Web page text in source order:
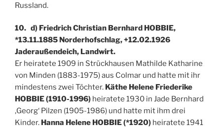
Russland.
10. d) Friedrich Christian Bernhard HOBBIE,
*13.11.1885 Norderhofschlag, +12.02.1926
Jaderaußendeich, Landwirt.
Er heiratete 1909 in Strückhausen Mathilde Katharine
von Minden (1883-1975) aus Colmar und hatte mit ihr
mindestens zwei Töchter. Käthe Helene Friederike
HOBBIE (1910-1996) heiratete 1930 in Jade Bernhard
‚Georg‘ Pilzen (1905-1986) und hatte mit ihm drei
Kinder. Hanna Helene HOBBIE (*1920) heiratete 1941